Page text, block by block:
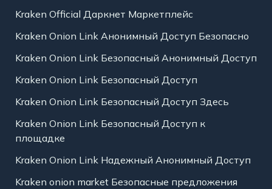
Kraken Official Даркнет Маркетплейс
Kraken Onion Link Анонимный Доступ Безопасно
Kraken Onion Link Безопасный Анонимный Доступ
Kraken Onion Link Безопасный Доступ
Kraken Onion Link Безопасный Доступ Здесь
Kraken Onion Link Безопасный Доступ к
площадке
Kraken Onion Link Надежный Анонимный Доступ
Kraken onion market Безопасные предложения